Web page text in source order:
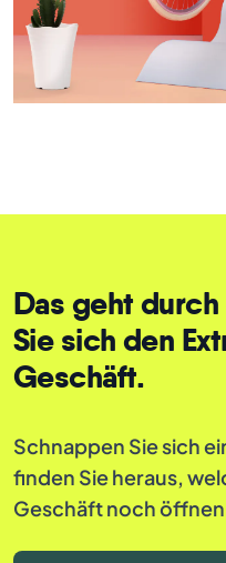
Das geht
Sie sich den
Geschäft.
Schnappen Sie sich
finden Sie heraus,
Geschäft noch